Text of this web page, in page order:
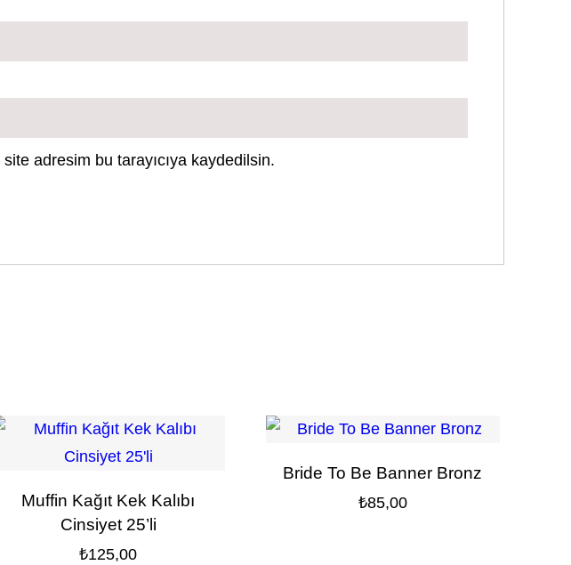
adresim bu tarayıcıya kaydedilsin.
Muffin Kağıt Kek Kalıbı
Cinsiyet 25’li
₺125,00
Bride To Be Banner Bronz
₺85,00